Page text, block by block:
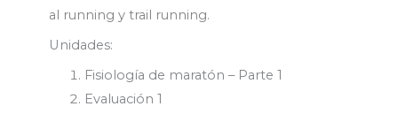
al running y trail running.
Unidades:
Fisiología de maratón – Parte 1
Evaluación 1